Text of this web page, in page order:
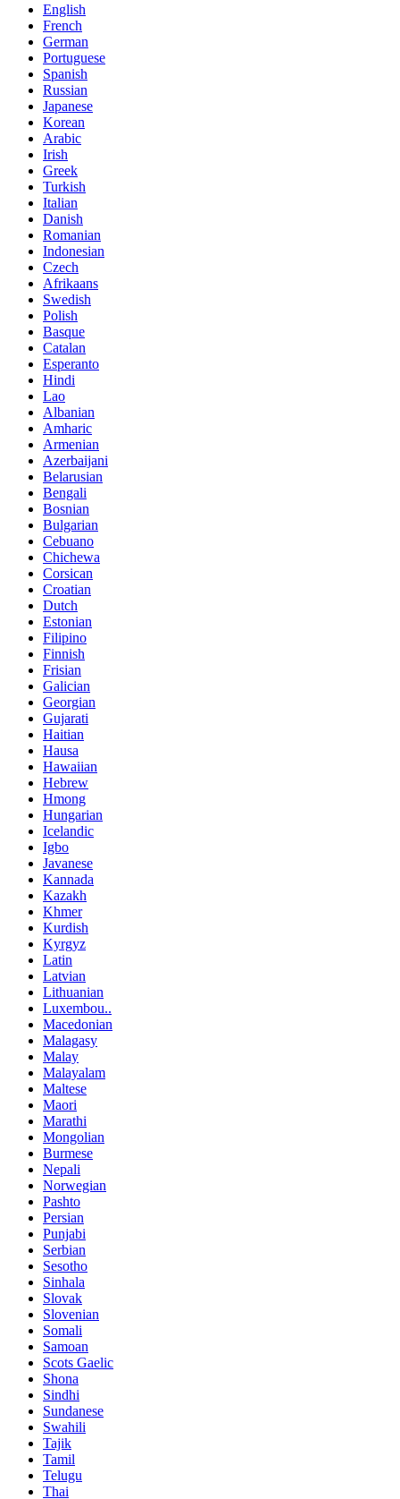
English
French
German
Portuguese
Spanish
Russian
Japanese
Korean
Arabic
Irish
Greek
Turkish
Italian
Danish
Romanian
Indonesian
Czech
Afrikaans
Swedish
Polish
Basque
Catalan
Esperanto
Hindi
Lao
Albanian
Amharic
Armenian
Azerbaijani
Belarusian
Bengali
Bosnian
Bulgarian
Cebuano
Chichewa
Corsican
Croatian
Dutch
Estonian
Filipino
Finnish
Frisian
Galician
Georgian
Gujarati
Haitian
Hausa
Hawaiian
Hebrew
Hmong
Hungarian
Icelandic
Igbo
Javanese
Kannada
Kazakh
Khmer
Kurdish
Kyrgyz
Latin
Latvian
Lithuanian
Luxembou..
Macedonian
Malagasy
Malay
Malayalam
Maltese
Maori
Marathi
Mongolian
Burmese
Nepali
Norwegian
Pashto
Persian
Punjabi
Serbian
Sesotho
Sinhala
Slovak
Slovenian
Somali
Samoan
Scots Gaelic
Shona
Sindhi
Sundanese
Swahili
Tajik
Tamil
Telugu
Thai